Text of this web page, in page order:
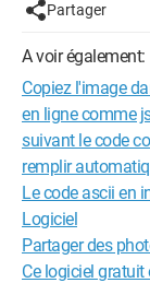
Partager
A voir également:
Copiez l'image
en ligne comme
suivant le code
remplir
Le code ascii en
Logiciel
Partager des
Ce logiciel